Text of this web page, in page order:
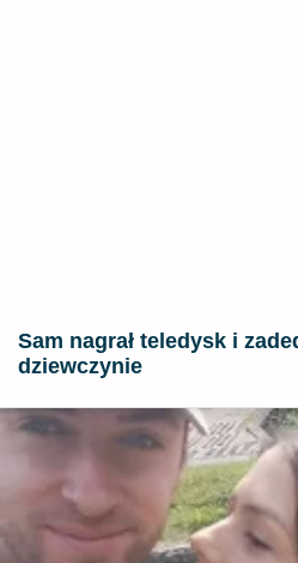
Sam nagrał teledysk i
dziewczynie